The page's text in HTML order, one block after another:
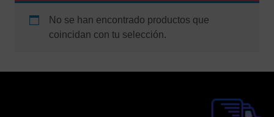
No se han encontrado productos que
coincidan con tu selección.